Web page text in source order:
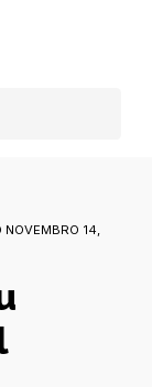
NOVEMBRO 14,